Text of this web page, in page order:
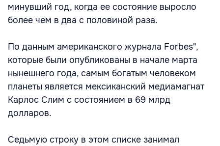
минувший год, когда ее состояние выросло
более чем в два с половиной раза.
По данным американского журнала Forbes",
которые были опубликованы в начале марта
нынешнего года, самым богатым человеком
планеты является мексиканский медиамагнат
Карлос Слим с состоянием в 69 млрд
долларов.
Седьмую строку в этом списке занимал